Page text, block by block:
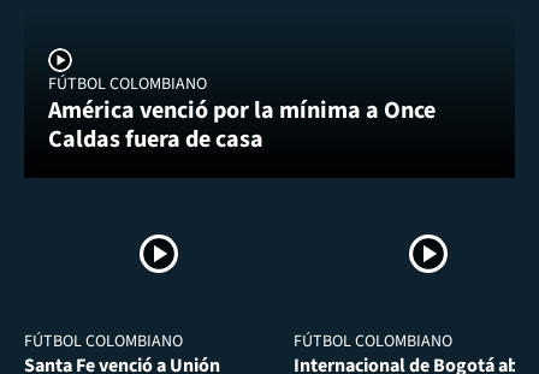
FÚTBOL COLOMBIANO
América venció por la mínima a Once
Caldas fuera de casa
FÚTBOL COLOMBIANO
Santa Fe venció a Unión
FÚTBOL COLOMBIANO
Internacional de Bogotá